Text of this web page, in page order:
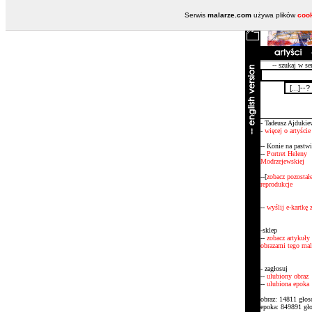
-- szukaj w
- Tadeusz
- więcej o artyście
-- Konie na
-- Portret Heleny
Modrzejewskiej
--[zobacz pozostałe
reprodukcje
-- wyślij e-kartkę
-sklep
-- zobacz artykuły
obrazami tego
- zagłosuj
-- ulubiony obraz
-- ulubiona epoka
obraz: 14811
epoka: 849891
Serwis malarze.com używa plików